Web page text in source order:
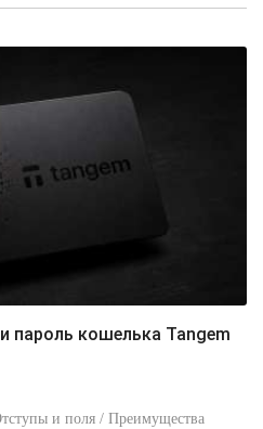
и поля / Преимущества